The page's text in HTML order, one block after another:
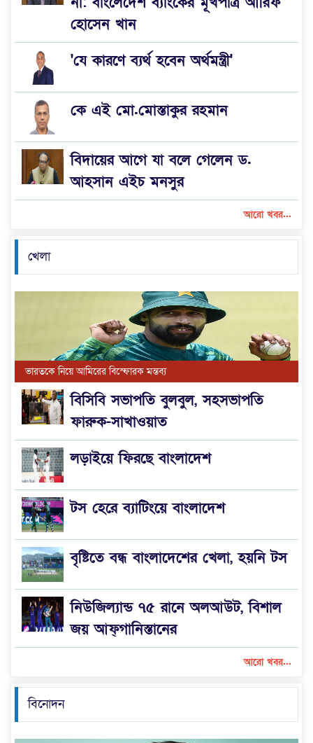
হোসেন খান
'যে কারণে ব্যর্থ হবেন অর্থমন্ত্রী'
কে এই মো.মোস্তাকুর রহমান
বিদায়ের আগে যা বলে গেলেন ড.
আহসান এইচ মনসুর
আরো খবর...
খেলা
ভারতকে নিয়ে আমিরের বিস্ফোরক মন্তব্য
বিসিবি সভাপতি বুলবুল, সহসভাপতি
ফারুক-সাখাওয়াত
লড়াইয়ে ফিরছে বাংলাদেশ
টস হেরে ব্যাটিংয়ে বাংলাদেশ
বৃষ্টিতে বন্ধ বাংলাদেশের খেলা, হয়নি টস
নিউজিল্যান্ড ৭৫ রানে অলআউট, বিশাল
জয় আফ্গানিস্তানের
আরো খবর...
বিনোদন